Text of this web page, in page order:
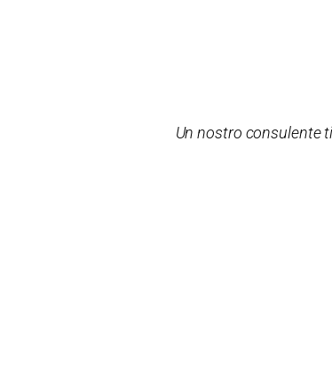
Un nostro consulente